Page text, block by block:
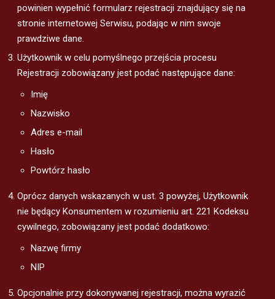
powinien wypełnić formularz rejestracji znajdujący się na
stronie internetowej Serwisu, podając w nim swoje
prawdziwe dane.
Użytkownik w celu pomyślnego przejścia procesu
Rejestracji zobowiązany jest podać następujące dane:
Imię
Nazwisko
Adres e-mail
Hasło
Powtórz hasło
Oprócz danych wskazanych w ust. 3 powyżej, Użytkownik
nie będący Konsumentem w rozumieniu art. 221 Kodeksu
cywilnego, zobowiązany jest podać dodatkowo:
Nazwę firmy
NIP
Opcjonalnie przy dokonywanej rejestracji, można wyrazić